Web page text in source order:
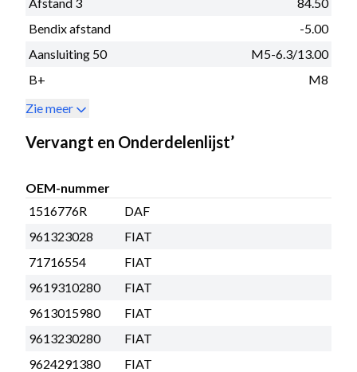
Bendix afstand
-5.00
Aansluiting 50
M5-6.3/13.00
B+
M8
Zie meer
Vervangt en Onderdelenlijst’
OEM-nummer
1516776R
DAF
961323028
FIAT
71716554
FIAT
9619310280
FIAT
9613015980
FIAT
9613230280
FIAT
9624291380
FIAT